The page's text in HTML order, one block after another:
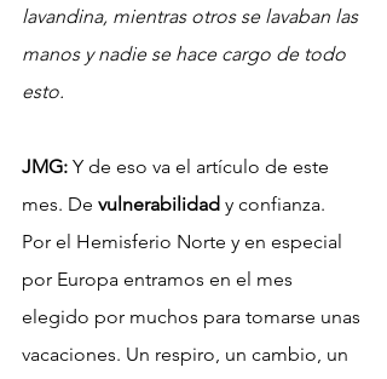
lavandina, mientras otros se lavaban las
manos y nadie se hace cargo de todo
esto.
JMG: Y de eso va el artículo de este
mes. De vulnerabilidad y confianza.
Por el Hemisferio Norte y en especial
por Europa entramos en el mes
elegido por muchos para tomarse unas
vacaciones. Un respiro, un cambio, un